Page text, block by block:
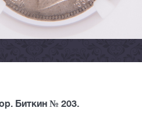
Биткин № 203.